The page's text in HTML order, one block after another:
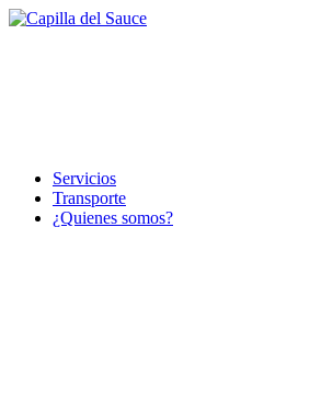
Servicios
Transporte
¿Quienes somos?